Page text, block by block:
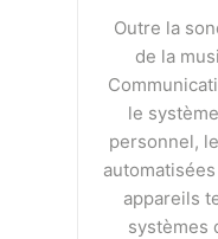
Outre la
de la
le
personnel,
appareils
systèmes